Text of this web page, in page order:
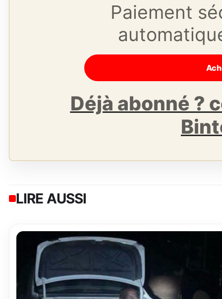
Paiement
Déjà abonné ?
LIRE AUSSI